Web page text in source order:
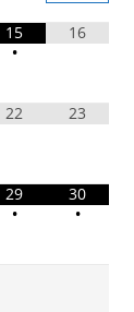
15
•
16
22 23
29
•
30
•